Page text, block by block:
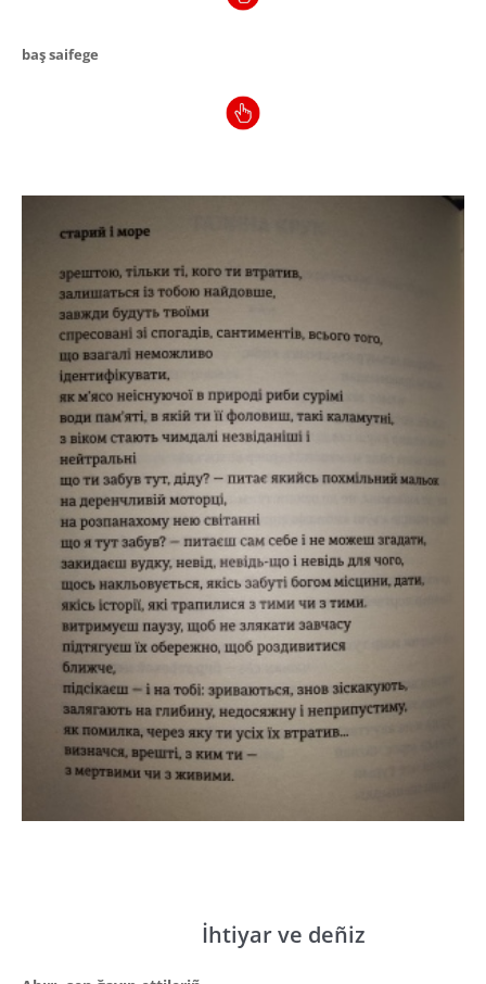
baş saifege
İhtiyar ve deñiz